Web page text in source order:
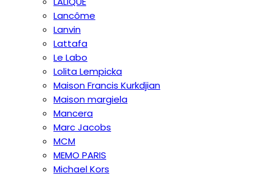
Lancôme
Lanvin
Lattafa
Le Labo
Lolita Lempicka
Maison Francis Kurkdjian
Maison margiela
Mancera
Marc Jacobs
MCM
MEMO PARIS
Michael Kors